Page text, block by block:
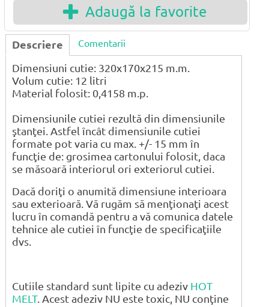
Adaugă la favorite
Descriere Comentarii
Dimensiuni cutie: 320x170x215 m.m.
Volum cutie: 12 litri
Material folosit: 0,4158 m.p.
Dimensiunile cutiei rezultă din dimensiunile
ştanţei. Astfel încât dimensiunile cutiei
formate pot varia cu max. +/- 15 mm în
funcţie de: grosimea cartonului folosit, daca
se măsoară interiorul ori exteriorul cutiei.
Dacă doriţi o anumită dimensiune interioara
sau exterioară. Vă rugăm să menţionaţi acest
lucru în comandă pentru a vă comunica datele
tehnice ale cutiei în funcţie de specificaţiile
dvs.
Cutiile standard sunt lipite cu adeziv HOT
MELT. Acest adeziv NU este toxic, NU conţine